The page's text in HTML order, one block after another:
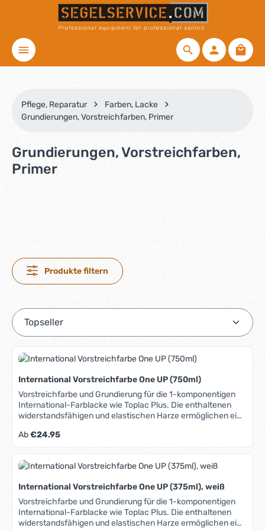
Zum Hauptinhalt springen
Pflege, Reparatur
Farben, Lacke
Grundierungen, Vorstreichfarben, Primer
Grundierungen, Vorstreichfarben,
Primer
Produkte filtern
International Vorstreichfarbe One UP (750ml)
Vorstreichfarbe und Grundierung für die 1-komponentigen
International-Farblacke wie Toplac Plus. Die enthaltenen
widerstandsfähigen und elastischen Harze ermöglichen ein
glatten Untergrund für den Endanstrich. Durch die hohe
Deckkraft wird ein möglicher Farbwechsel erleichtert.
Lieferbare Farbtöne: Weiß Grau-Blau Das Datenblatt mit
weiterführenden Infos finden Sie unter dem Reiter "Media".
Regulärer Preis:
Ab€24.95
International Vorstreichfarbe One UP (375ml), weiß
Vorstreichfarbe und Grundierung für die 1-komponentigen
International-Farblacke wie Toplac Plus. Die enthaltenen
widerstandsfähigen und elastischen Harze ermöglichen ein